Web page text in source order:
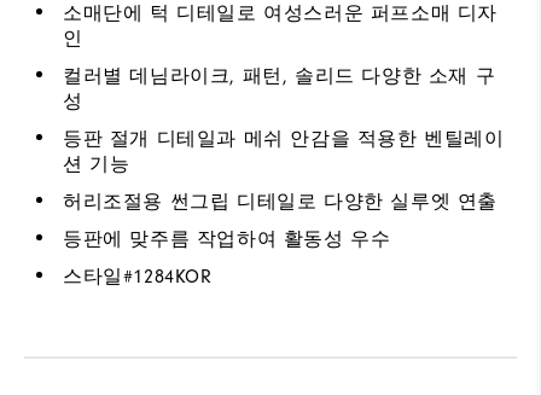
소매단에 턱 디테일로 여성스러운 퍼프소매 디자
인
컬러별 데님라이크, 패턴, 솔리드 다양한 소재 구
성
등판 절개 디테일과 메쉬 안감을 적용한 벤틸레이
션 기능
허리조절용 썬그립 디테일로 다양한 실루엣 연출
등판에 맞주름 작업하여 활동성 우수
스타일#1284KOR